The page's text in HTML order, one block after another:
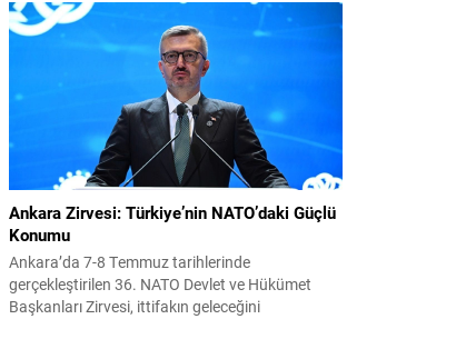
görevden uzaklaştırılan Sinem Dedetaş’ın yerine
seçilecek isim için yapılan oylamalarda parti içi
dengeler gündemin merkezine oturdu. CHP’nin
adayı Sibel Tan Çetinkaya ile AK Parti’nin adayı
Dündar Ziya Gültekin arasında geçen...
Ankara Zirvesi: Türkiye’nin NATO’daki Güçlü
Konumu
Ankara’da 7-8 Temmuz tarihlerinde
gerçekleştirilen 36. NATO Devlet ve Hükümet
Başkanları Zirvesi, ittifakın geleceğini